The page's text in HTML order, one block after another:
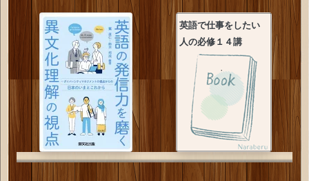
英語で仕事をしたい
人の必修１４講